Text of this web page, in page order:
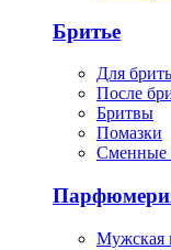
Бритье
Для
После
Бритвы
Помазки
Сменные
Мужская